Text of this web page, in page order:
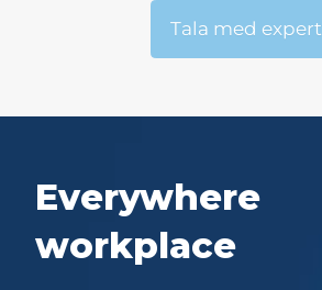
Tala med expert
Everywhere
workplace